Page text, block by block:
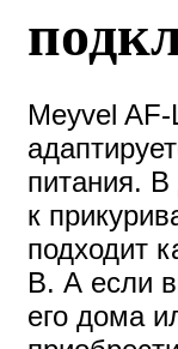
Meyvel
питания. В
к
подходит
В. А если
его дома